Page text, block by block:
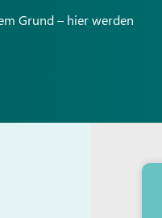
Grund – hier werden